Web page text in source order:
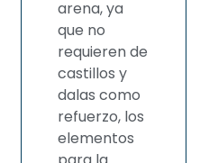
arena, ya
que no
requieren de
castillos y
dalas como
refuerzo, los
elementos